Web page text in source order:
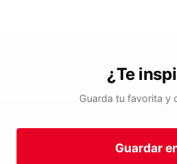
¿Te
Guarda tu favorita y
Guardar